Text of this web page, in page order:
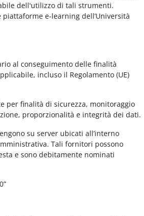
dell'utilizzo di tali strumenti.
e-learning dell’Università
al conseguimento delle finalità
incluso il Regolamento (UE)
per finalità di sicurezza, monitoraggio
proporzionalità e integrità dei dati.
su server ubicati all’interno
Tali fornitori possono
e sono debitamente nominati